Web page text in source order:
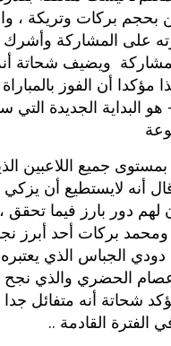
بحجم بركات وتريكة‮ ‬،‮
على المشاركة
‬ويضيف شحاتة
مؤكدا أن الفوز
البداية الجديدة التي
جميع اللاعبين
أنه لايستطيع أن يزكي
دور بارز فيما
بركات أحد أبرز
الجباس الذي
الحضري والذي نجح
شحاتة أنه متفائل جدا
الفترة القادمة‮ ..‬